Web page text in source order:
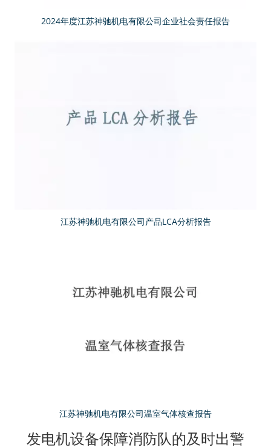
2024年度江苏神驰机电有限公司企业社会责任报告
江苏神驰机电有限公司产品LCA分析报告
江苏神驰机电有限公司温室气体核查报告
发电机设备保障消防队的及时出警